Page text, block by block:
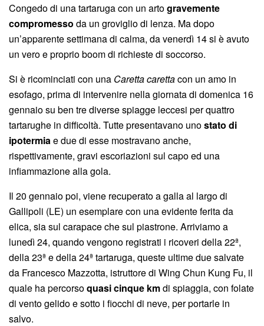
Congedo di una tartaruga con un artogravemente
compromesso da un groviglio di lenza. Ma dopo
un’apparente settimana di calma, da venerdì 14 si è avuto
un vero e proprio boom di richieste di soccorso.
Si è ricominciati con una Caretta carettacon un amo in
esofago, prima di intervenire nella giornata di domenica 16
gennaio su ben tre diverse spiagge leccesi per quattro
tartarughe in difficoltà. Tutte presentavano unostato di
ipotermiae due di esse mostravano anche,
rispettivamente, gravi escoriazioni sul capo ed una
infiammazione alla gola.
Il 20 gennaio poi, viene recuperato a galla al largo di
Gallipoli (LE) un esemplare con una evidente ferita da
elica, sia sul carapace che sul piastrone. Arriviamo a
lunedì 24, quando vengono registrati i ricoveri della 22ª,
della 23ª e della 24ª tartaruga, queste ultime due salvate
da Francesco Mazzotta, istruttore di Wing Chun Kung Fu, il
quale ha percorsoquasi cinque kmdi spiaggia, con folate
di vento gelido e sotto i fiocchi di neve, per portarle in
salvo.